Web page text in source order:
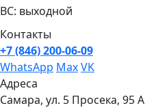
ВС: выходной
Контакты
+7 (846) 200-06-09
WhatsApp MaxVK
Адреса
Самара, ул. 5 Просека, 95 А